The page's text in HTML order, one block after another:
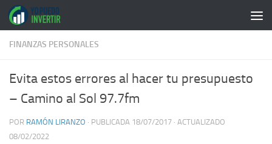
Saltar al contenido
FINANZAS PERSONALES
Evita estos errores al hacer tu presupuesto
– Camino al Sol 97.7fm
POR RAMÓN LIRANZO · PUBLICADA 18/07/2017 · ACTUALIZADO
08/02/2022